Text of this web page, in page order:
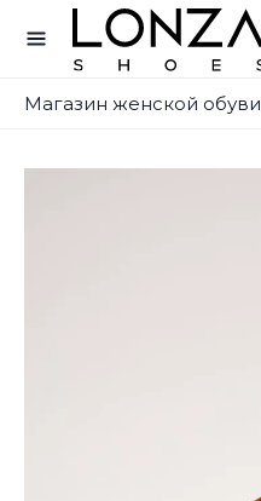
Магазин женской обуви